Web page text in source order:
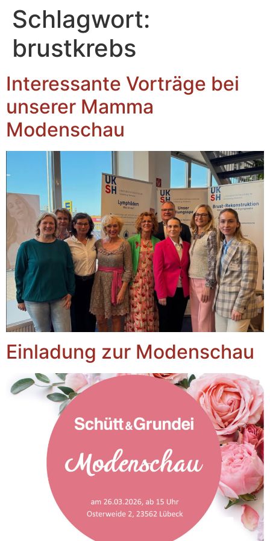
springen
Schlagwort:
brustkrebs
Interessante Vorträge bei
unserer Mamma
Modenschau
Einladung zur Modenschau